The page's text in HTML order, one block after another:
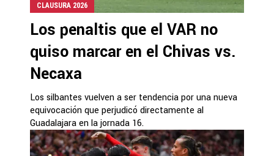
CLAUSURA 2026
Los penaltis que el VAR no
quiso marcar en el Chivas vs.
Necaxa
Los silbantes vuelven a ser tendencia por una nueva
equivocación que perjudicó directamente al
Guadalajara en la jornada 16.